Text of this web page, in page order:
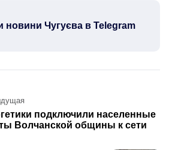
новини Чугуєва в Telegram
подключили населенные
Волчанской общины к сети